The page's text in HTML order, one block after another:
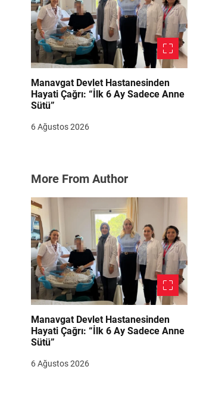
Manavgat Devlet Hastanesinden
Hayati Çağrı: “İlk 6 Ay Sadece Anne
Sütü”
6 Ağustos 2026
More From Author
Manavgat Devlet Hastanesinden
Hayati Çağrı: “İlk 6 Ay Sadece Anne
Sütü”
6 Ağustos 2026